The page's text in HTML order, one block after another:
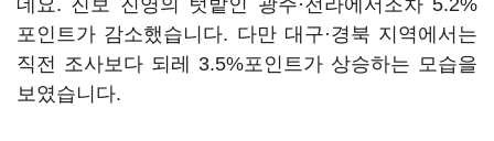
데요. 진보 진영의 텃밭인 광주·전라에서조차 5.2%
포인트가 감소했습니다. 다만 대구·경북 지역에서는
직전 조사보다 되레 3.5%포인트가 상승하는 모습을
보였습니다.